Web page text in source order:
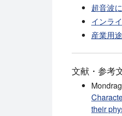
超音波
インラ
産業用
文献・参考
their